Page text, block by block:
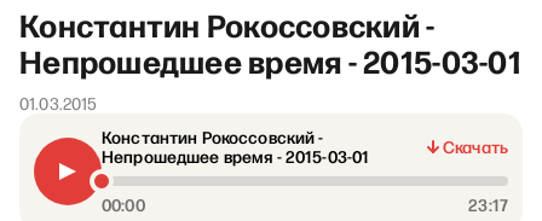
Константин Рокоссовский -
Непрошедшее время - 2015-03-01
01.03.2015
Константин Рокоссовский -
Непрошедшее время - 2015-03-01
Скачать
00:00 23:17